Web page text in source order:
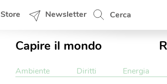
Store Newsletter Cerca
Capire il mondo
Ambiente Diritti Energia